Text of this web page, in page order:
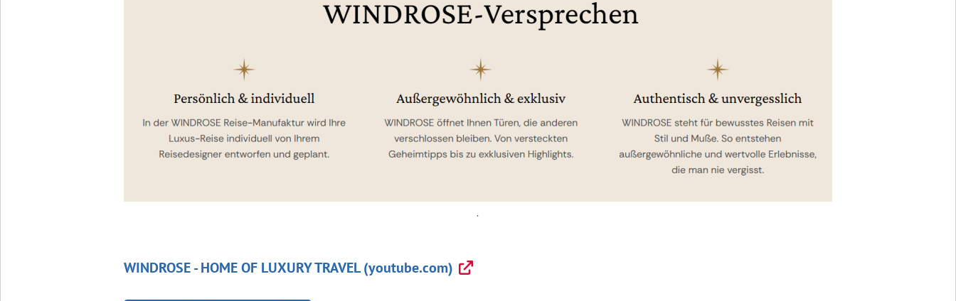
.
WINDROSE - HOME OF LUXURY TRAVEL (youtube.com)